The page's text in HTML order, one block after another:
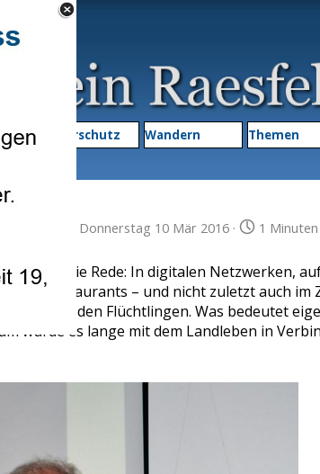
Menü überspringen
▼ Naturschutz Wandern Themen
· Donnerstag 10 Mär 2016 ·
1 Minuten
die Rede: In digitalen Netzwerken,
in Restaurants – und nicht zuletzt auch im
Tage: den Flüchtlingen. Was bedeutet
wurde es lange mit dem Landleben in